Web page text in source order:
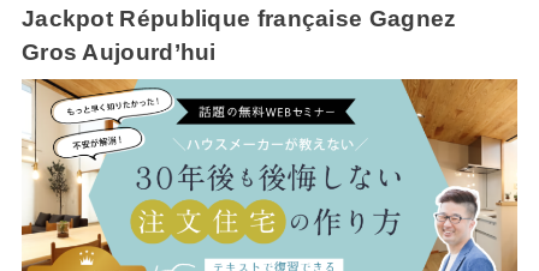
Jackpot République française Gagnez
Gros Aujourd’hui